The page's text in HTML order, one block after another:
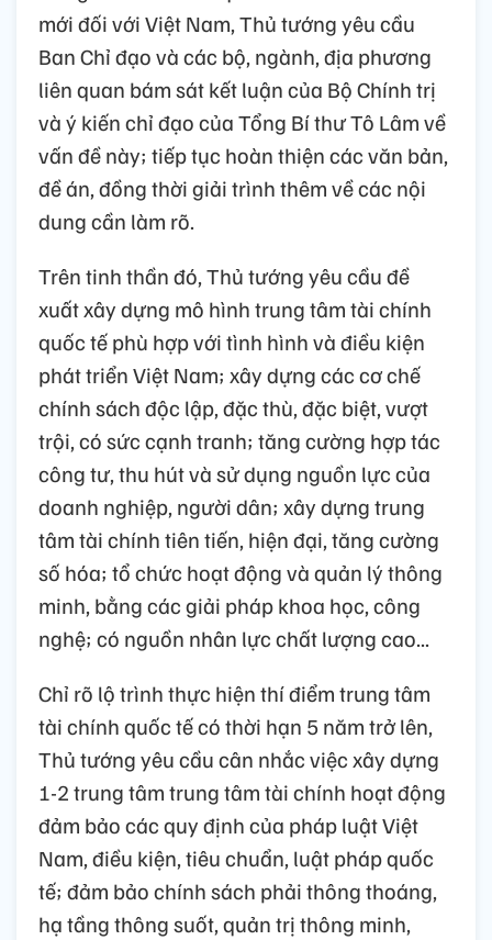
mới đối với Việt Nam, Thủ tướng yêu cầu
Ban Chỉ đạo và các bộ, ngành, địa phương
liên quan bám sát kết luận của Bộ Chính trị
và ý kiến chỉ đạo của Tổng Bí thư Tô Lâm về
vấn đề này; tiếp tục hoàn thiện các văn bản,
đề án, đồng thời giải trình thêm về các nội
dung cần làm rõ.
Trên tinh thần đó, Thủ tướng yêu cầu đề
xuất xây dựng mô hình trung tâm tài chính
quốc tế phù hợp với tình hình và điều kiện
phát triển Việt Nam; xây dựng các cơ chế
chính sách độc lập, đặc thù, đặc biệt, vượt
trội, có sức cạnh tranh; tăng cường hợp tác
công tư, thu hút và sử dụng nguồn lực của
doanh nghiệp, người dân; xây dựng trung
tâm tài chính tiên tiến, hiện đại, tăng cường
số hóa; tổ chức hoạt động và quản lý thông
minh, bằng các giải pháp khoa học, công
nghệ; có nguồn nhân lực chất lượng cao...
Chỉ rõ lộ trình thực hiện thí điểm trung tâm
tài chính quốc tế có thời hạn 5 năm trở lên,
Thủ tướng yêu cầu cân nhắc việc xây dựng
1-2 trung tâm trung tâm tài chính hoạt động
đảm bảo các quy định của pháp luật Việt
Nam, điều kiện, tiêu chuẩn, luật pháp quốc
tế; đảm bảo chính sách phải thông thoáng,
hạ tầng thông suốt, quản trị thông minh,